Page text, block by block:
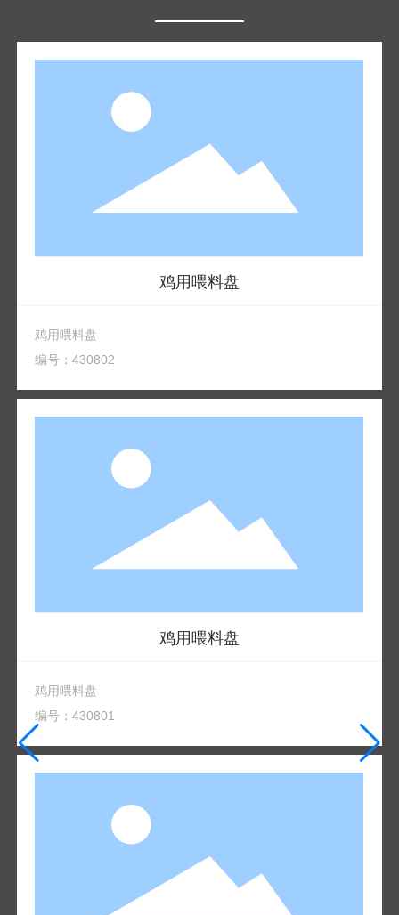
鸡用喂料盘
鸡用喂料盘
编号：430802
鸡用喂料盘
鸡用喂料盘
编号：430801